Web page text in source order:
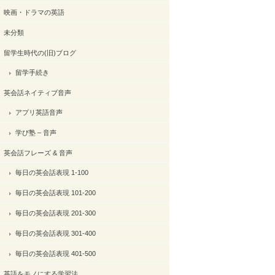
映画・ドラマの英語
未分類
留学生時代の(旧)ブログ
留学手続き
英会話ネイティブ音声
アプリ英語音声
学び塾 – 音声
英会話フレーズ & 音声
毎日の英会話表現 1-100
毎日の英会話表現 101-200
毎日の英会話表現 201-300
毎日の英会話表現 301-400
毎日の英会話表現 401-500